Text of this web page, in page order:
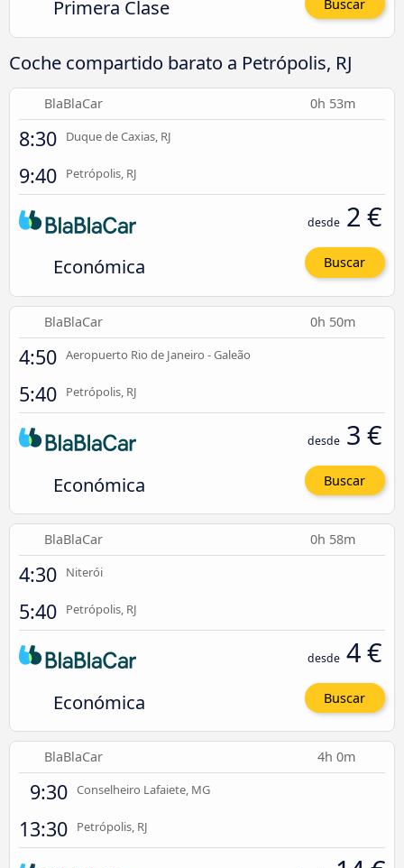
Primera Clase Buscar
Coche compartido barato a Petrópolis, RJ
BlaBlaCar 0h 53m
8:30 Duque de Caxias, RJ
9:40 Petrópolis, RJ
Económica
desde 2 €
Buscar
BlaBlaCar 0h 50m
4:50 Aeropuerto Rio de Janeiro - Galeão
5:40 Petrópolis, RJ
Económica
desde 3 €
Buscar
BlaBlaCar 0h 58m
4:30 Niterói
5:40 Petrópolis, RJ
Económica
desde 4 €
Buscar
BlaBlaCar 4h 0m
9:30 Conselheiro Lafaiete, MG
13:30 Petrópolis, RJ